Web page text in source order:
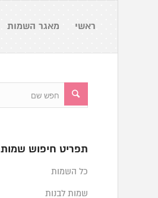
ראשי מאגר השמות
תפריט חיפוש שמות
כל השמות
שמות לבנות